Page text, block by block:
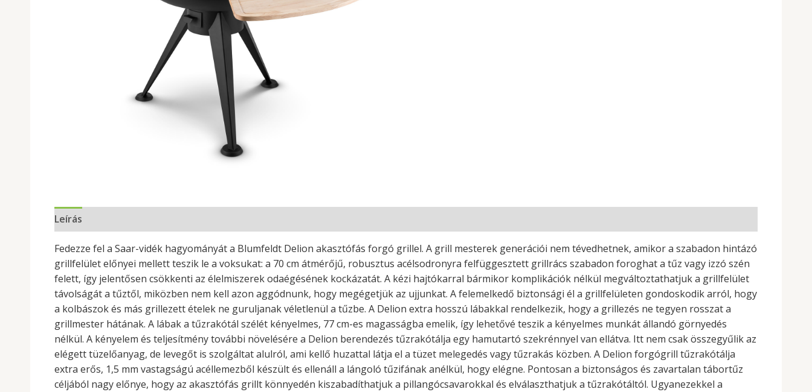
Leírás
Fedezze fel a Saar-vidék hagyományát a Blumfeldt Delion akasztófás forgó grillel. A grill mesterek generációi nem tévedhetnek, amikor a szabadon hintázó
grillfelület előnyei mellett teszik le a voksukat: a 70 cm átmérőjű, robusztus acélsodronyra felfüggesztett grillrács szabadon foroghat a tűz vagy izzó szén
felett, így jelentősen csökkenti az élelmiszerek odaégésének kockázatát. A kézi hajtókarral bármikor komplikációk nélkül megváltoztathatjuk a grillfelület
távolságát a tűztől, miközben nem kell azon aggódnunk, hogy megégetjük az ujjunkat. A felemelkedő biztonsági él a grillfelületen gondoskodik arról, hogy
a kolbászok és más grillezett ételek ne guruljanak véletlenül a tűzbe. A Delion extra hosszú lábakkal rendelkezik, hogy a grillezés ne tegyen rosszat a
grillmester hátának. A lábak a tűzrakótál szélét kényelmes, 77 cm-es magasságba emelik, így lehetővé teszik a kényelmes munkát állandó görnyedés
nélkül. A kényelem és teljesítmény további növelésére a Delion berendezés tűzrakótálja egy hamutartó szekrénnyel van ellátva. Itt nem csak összegyűlik az
elégett tüzelőanyag, de levegőt is szolgáltat alulról, ami kellő huzattal látja el a tüzet melegedés vagy tűzrakás közben. A Delion forgógrill tűzrakótálja
extra erős, 1,5 mm vastagságú acéllemezből készült és ellenáll a lángoló tűzifának anélkül, hogy elégne. Pontosan a biztonságos és zavartalan tábortűz
céljából nagy előnye, hogy az akasztófás grillt könnyedén kiszabadíthatjuk a pillangócsavarokkal és elválaszthatjuk a tűzrakótáltól. Ugyanezekkel a